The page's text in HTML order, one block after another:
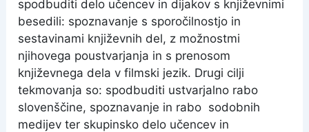
spodbuditi delo učencev in dijakov s književnimi
besedili: spoznavanje s sporočilnostjo in
sestavinami književnih del, z možnostmi
njihovega poustvarjanja in s prenosom
književnega dela v filmski jezik. Drugi cilji
tekmovanja so: spodbuditi ustvarjalno rabo
slovenščine, spoznavanje in rabo sodobnih
medijev ter skupinsko delo učencev in